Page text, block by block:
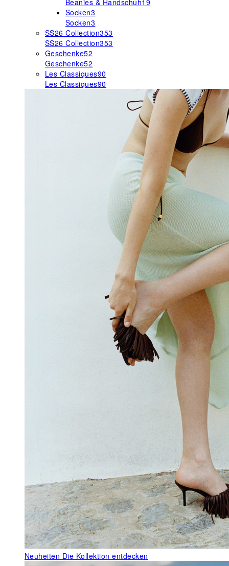
Beanies & Handschuh19
Socken3
Socken3
SS26 Collection353
SS26 Collection353
Geschenke52
Geschenke52
Les Classiques90
Les Classiques90
Neuheiten Die Kollektion entdecken